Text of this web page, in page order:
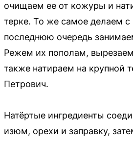
очищаем ее от кожуры и
терке. То же самое делаем
последнюю очередь
Режем их пополам,
также натираем на крупной
Петрович.
Натёртые ингредиенты
изюм, орехи и заправку,